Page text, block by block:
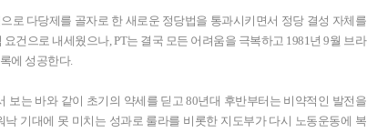
로 다당제를 골자로 한 새로운 정당법을 통과시키면서 정당 결성 자체를
건으로 내세웠으나, PT는 결국 모든 어려움을 극복하고 1981년 9월 브라
에 성공한다.
보는 바와 같이 초기의 약세를 딛고 80년대 후반부터는 비약적인 발전을
낙 기대에 못 미치는 성과로 룰라를 비롯한 지도부가 다시 노동운동에 복